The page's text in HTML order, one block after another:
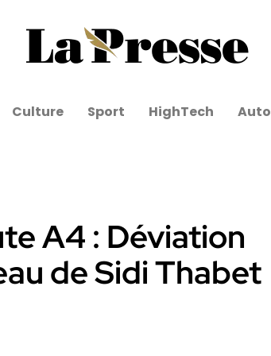
Culture Sport HighTech Auto
A4 : Déviation
de Sidi Thabet